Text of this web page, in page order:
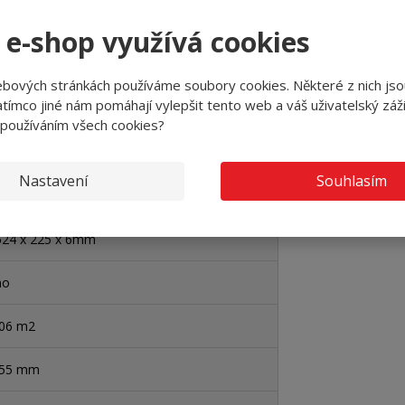
shop využívá cookies
stránkách používáme soubory cookies. Některé z nich
jiné nám pomáhají vylepšit tento web a váš uživatelský
všech cookies?
Nastavení Souhlasím
podlaha lamely
33/42 -bytová vysoká/komerční
průmyslová střední
x 225 x 6mm
m2
mm